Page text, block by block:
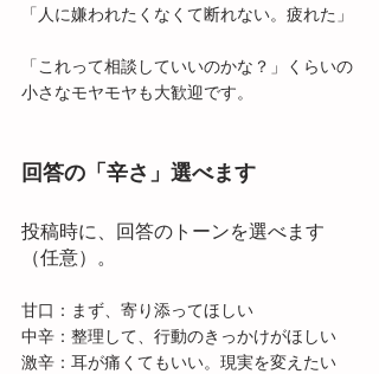
「人に嫌われたくなくて断れない。疲れた」
「これって相談していいのかな？」くらいの
小さなモヤモヤも大歓迎です。
回答の「辛さ」選べます
投稿時に、回答のトーンを選べます
（任意）。
甘口：まず、寄り添ってほしい
中辛：整理して、行動のきっかけがほしい
激辛：耳が痛くてもいい。現実を変えたい